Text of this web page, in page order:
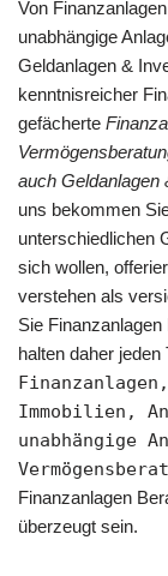
Von
unabhängige
Geldanlagen &
kenntnisreicher
gefächerte
auch Geldanlagen
uns bekommen
unterschiedlichen
sich wollen,
verstehen als
Sie
halten daher jeden
Immobilien,
unabhängige
Finanzanlagen
überzeugt sein.